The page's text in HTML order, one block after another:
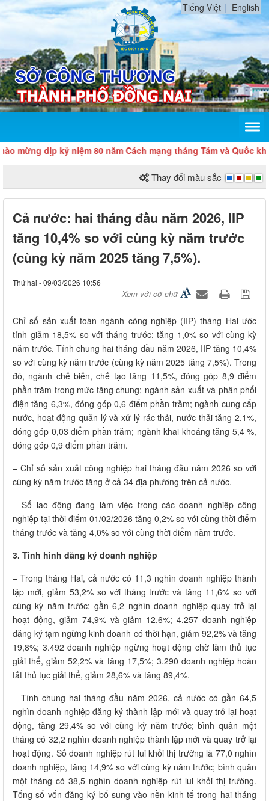
Tiếng Việt English
dịp kỷ niệm 80 năm Cách mạng tháng Tám và Quốc khánh
Thay đổi màu sắc
Cả nước: hai tháng đầu năm 2026, IIP
tăng 10,4% so với cùng kỳ năm trước
(cùng kỳ năm 2025 tăng 7,5%).
Thứ hai - 09/03/2026 10:56
Xem với cỡ chữ
Chỉ số sản xuất toàn ngành công nghiệp (IIP) tháng Hai ước
tính giảm 18,5% so với tháng trước; tăng 1,0% so với cùng kỳ
năm trước. Tính chung hai tháng đầu năm 2026, IIP tăng 10,4%
so với cùng kỳ năm trước (cùng kỳ năm 2025 tăng 7,5%). Trong
đó, ngành chế biến, chế tạo tăng 11,5%, đóng góp 8,9 điểm
phần trăm trong mức tăng chung; ngành sản xuất và phân phối
điện tăng 6,3%, đóng góp 0,6 điểm phần trăm; ngành cung cấp
nước, hoạt động quản lý và xử lý rác thải, nước thải tăng 2,1%,
đóng góp 0,03 điểm phần trăm; ngành khai khoáng tăng 5,4 %,
đóng góp 0,9 điểm phần trăm.
– Chỉ số sản xuất công nghiệp hai tháng đầu năm 2026 so với
cùng kỳ năm trước tăng ở cả 34 địa phương trên cả nước.
– Số lao động đang làm việc trong các doanh nghiệp công
nghiệp tại thời điểm 01/02/2026 tăng 0,2% so với cùng thời điểm
tháng trước và tăng 4,0% so với cùng thời điểm năm trước.
3. Tình hình đăng ký doanh nghiệp
– Trong tháng Hai, cả nước có 11,3 nghìn doanh nghiệp thành
lập mới, giảm 53,2% so với tháng trước và tăng 11,6% so với
cùng kỳ năm trước; gần 6,2 nghìn doanh nghiệp quay trở lại
hoạt động, giảm 74,9% và giảm 12,6%; 4.257 doanh nghiệp
đăng ký tạm ngừng kinh doanh có thời hạn, giảm 92,2% và tăng
19,8%; 3.492 doanh nghiệp ngừng hoạt động chờ làm thủ tục
giải thể, giảm 52,2% và tăng 17,5%; 3.290 doanh nghiệp hoàn
tất thủ tục giải thể, giảm 28,6% và tăng 89,4%.
– Tính chung hai tháng đầu năm 2026, cả nước có gần 64,5
nghìn doanh nghiệp đăng ký thành lập mới và quay trở lại hoạt
động, tăng 29,4% so với cùng kỳ năm trước; bình quân một
tháng có 32,2 nghìn doanh nghiệp thành lập mới và quay trở lại
hoạt động. Số doanh nghiệp rút lui khỏi thị trường là 77,0 nghìn
doanh nghiệp, tăng 14,9% so với cùng kỳ năm trước; bình quân
một tháng có 38,5 nghìn doanh nghiệp rút lui khỏi thị trường.
Tổng số vốn đăng ký bổ sung vào nền kinh tế trong hai tháng